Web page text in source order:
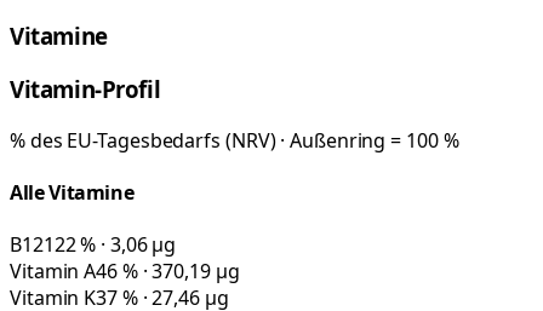
Vitamine
Vitamin-Profil
% des EU-Tagesbedarfs (NRV) · Außenring = 100 %
Alle Vitamine
B12122 % · 3,06 µg
Vitamin A46 % · 370,19 µg
Vitamin K37 % · 27,46 µg